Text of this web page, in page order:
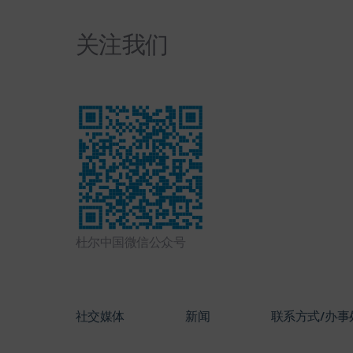
关注我们
杜尔中国微信公众号
社交媒体 新闻 联系方式/办事